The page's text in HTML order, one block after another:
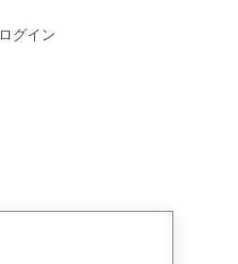
ログイン